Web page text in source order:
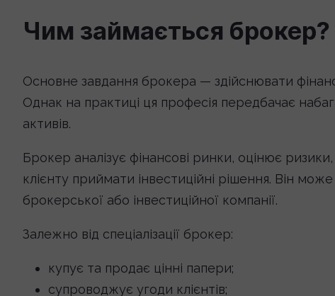
Чим займається брокер?
Основне завдання брокера — здійснювати
Однак на практиці ця професія передбачає
активів.
Брокер аналізує фінансові ринки, оцінює
клієнту приймати інвестиційні рішення. Він
брокерської або інвестиційної компанії.
Залежно від спеціалізації брокер:
купує та продає цінні папери;
супроводжує угоди клієнтів;